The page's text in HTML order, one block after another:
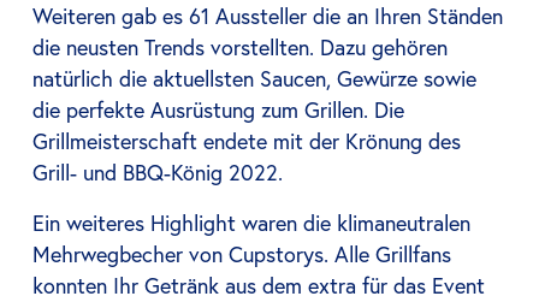
Weiteren gab es 61 Aussteller die an Ihren Ständen
die neusten Trends vorstellten. Dazu gehören
natürlich die aktuellsten Saucen, Gewürze sowie
die perfekte Ausrüstung zum Grillen. Die
Grillmeisterschaft endete mit der Krönung des
Grill- und BBQ-König 2022.
Ein weiteres Highlight waren die klimaneutralen
Mehrwegbecher von Cupstorys. Alle Grillfans
konnten Ihr Getränk aus dem extra für das Event